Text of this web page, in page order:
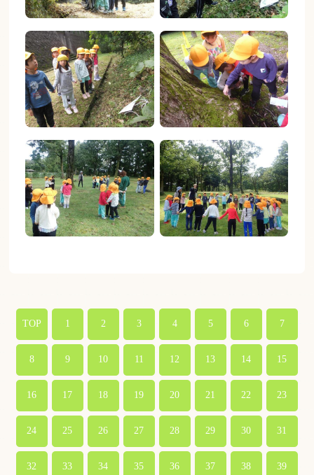
TOP 1 2 3 4 5 6 7
8 9 10 11 12 13 14 15
16 17 18 19 20 21 22 23
24 25 26 27 28 29 30 31
32 33 34 35 36 37 38 39